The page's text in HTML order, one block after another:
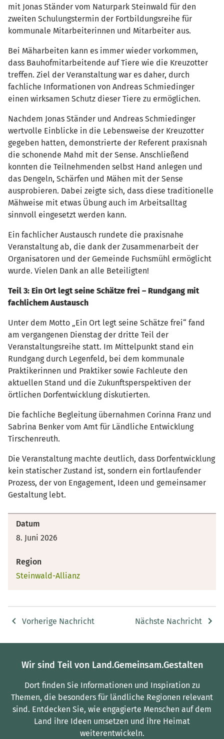
mit Jonas Ständer vom Naturpark Steinwald für den
zweiten Schulungstermin der Fortbildungsreihe für
kommunale Mitarbeiterinnen und Mitarbeiter aus.
Bei Mäharbeiten kann es immer wieder vorkommen,
dass Bauhofmitarbeitende auf Tiere wie die Kreuzotter
treffen. Ziel der Veranstaltung war es daher, durch
fachliche Informationen von Andreas Schmiedinger
einen wirksamen Schutz dieser Tiere zu ermöglichen.
Nachdem Jonas Ständer und Andreas Schmiedinger
wertvolle Einblicke in die Lebensweise der Kreuzotter
gegeben hatten, demonstrierte der Referent praxisnah
die schonende Mahd mit der Sense. Anschließend
konnten die Teilnehmenden selbst Hand anlegen und
das Dengeln, Schärfen und Mähen mit der Sense
ausprobieren. Dabei zeigte sich, dass diese traditionelle
Mähweise mit etwas Übung auch im Arbeitsalltag
sinnvoll eingesetzt werden kann.
Ein fachlicher Austausch rundete die praxisnahe
Veranstaltung ab, die dank der Zusammenarbeit der
Organisatoren und der Gemeinde Fuchsmühl ermöglicht
wurde. Vielen Dank an alle Beteiligten!
Teil 3: Ein Ort legt seine Schätze frei – Rundgang mit
fachlichem Austausch
Unter dem Motto „Ein Ort legt seine Schätze frei“ fand
am vergangenen Dienstag der dritte Teil der
Veranstaltungsreihe statt. Im Mittelpunkt stand ein
Rundgang durch Legenfeld, bei dem kommunale
Praktikerinnen und Praktiker sowie Fachleute den
aktuellen Stand und die Zukunftsperspektiven der
örtlichen Dorfentwicklung diskutierten.
Die fachliche Begleitung übernahmen Corinna Franz und
Sabrina Benker vom Amt für Ländliche Entwicklung
Tirschenreuth.
Die Veranstaltung machte deutlich, dass Dorfentwicklung
kein statischer Zustand ist, sondern ein fortlaufender
Prozess, der von Engagement, Ideen und gemeinsamer
Gestaltung lebt.
Datum
8. Juni 2026
Region
Steinwald-Allianz
Vorherige Nachricht Nächste Nachricht
Wir sind Teil von Land.Gemeinsam.Gestalten
Dort finden Sie Informationen und Inspiration zu
Themen, die besonders für ländliche Regionen relevant
sind. Entdecken Sie, wie engagierte Menschen auf dem
Land ihre Ideen umsetzen und ihre Heimat
weiterentwickeln.